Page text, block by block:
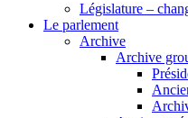
Législature –
Le parlement
Archive
Archive